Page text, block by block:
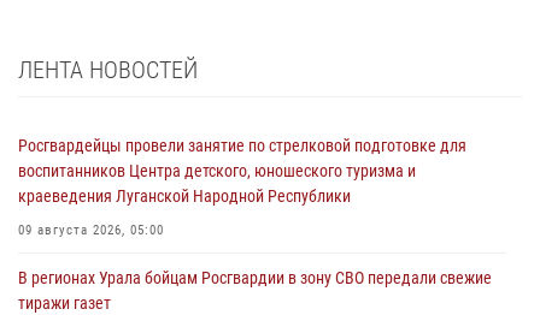
ЛЕНТА НОВОСТЕЙ
Росгвардейцы провели занятие по стрелковой подготовке для
воспитанников Центра детского, юношеского туризма и
краеведения Луганской Народной Республики
09 августа 2026, 05:00
В регионах Урала бойцам Росгвардии в зону СВО передали свежие
тиражи газет